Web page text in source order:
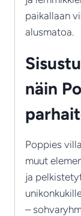
paikallaan
alusmatoa.
näin
Poppies
muut
ja
–